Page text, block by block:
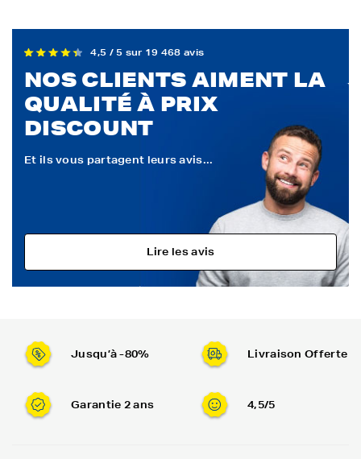
4,5 / 5 sur 19 468 avis
NOS CLIENTS AIMENT LA
QUALITÉ À PRIX
DISCOUNT
Et ils vous partagent leurs avis...
Lire les avis
Jusqu’à -80% Livraison Offerte
Garantie 2 ans 4,5/5